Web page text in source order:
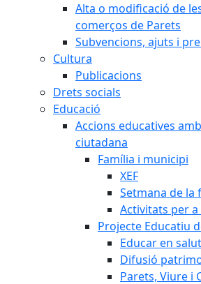
Alta o modificació de
comerços de Parets
Subvencions, ajuts i
Cultura
Publicacions
Drets socials
Educació
Accions educatives
ciutadana
Família i municipi
XEF
Setmana de la
Activitats per
Projecte Educatiu
Educar en salut
Difusió
Parets, Viure i